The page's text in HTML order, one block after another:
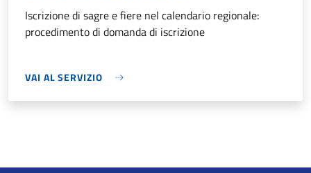
Iscrizione di sagre e fiere nel calendario regionale:
procedimento di domanda di iscrizione
VAI AL SERVIZIO